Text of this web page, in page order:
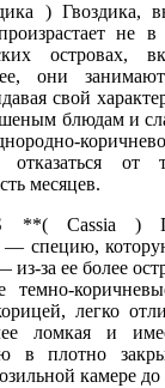
) Гвоздика,
не
островах,
они
свой
блюдам и
отказаться
месяцев.
Cassia )
— специю,
за ее более
темно-
легко
ломкая и
в плотно
камере до